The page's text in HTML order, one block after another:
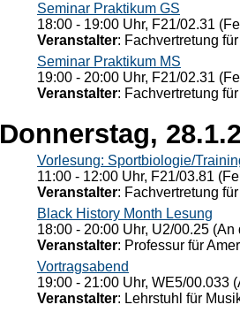
Seminar Praktikum GS
18:00 - 19:00 Uhr, F21/02.31
Veranstalter: Fachvertretung
Seminar Praktikum MS
19:00 - 20:00 Uhr, F21/02.31
Veranstalter: Fachvertretung
Donnerstag,
Vorlesung: Sportbiologie/
11:00 - 12:00 Uhr, F21/03.81
Veranstalter: Fachvertretung
Black History Month Lesung
18:00 - 20:00 Uhr, U2/00.25
Veranstalter: Professur für
Vortragsabend
19:00 - 21:00 Uhr, WE5/00.033
Veranstalter: Lehrstuhl für